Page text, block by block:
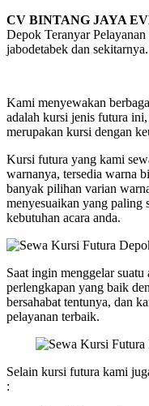
CV BINTANG JAYA
Depok Teranyar
jabodetabek dan sekitarnya.
Kami menyewakan
adalah kursi jenis futura
merupakan kursi dengan
Kursi futura yang kami
warnanya, tersedia warna
banyak pilihan varian
menyesuaikan yang paling
kebutuhan acara anda.
Saat ingin menggelar
perlengkapan yang baik
bersahabat tentunya, dan
pelayanan terbaik.
Selain kursi futura kami
: